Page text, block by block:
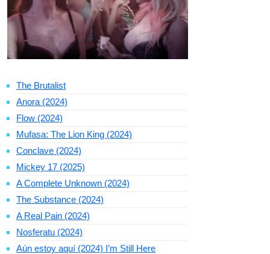
The Brutalist
Anora (2024)
Flow (2024)
Mufasa: The Lion King (2024)
Conclave (2024)
Mickey 17 (2025)
A Complete Unknown (2024)
The Substance (2024)
A Real Pain (2024)
Nosferatu (2024)
Aún estoy aquí (2024) I’m Still Here